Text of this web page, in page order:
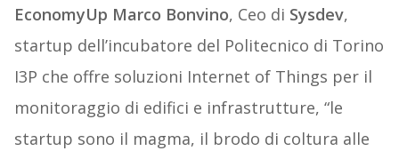
EconomyUp Marco Bonvino, Ceo di Sysdev,
startup dell’incubatore del Politecnico di Torino
I3P che offre soluzioni Internet of Things per il
monitoraggio di edifici e infrastrutture, “le
startup sono il magma, il brodo di coltura alle